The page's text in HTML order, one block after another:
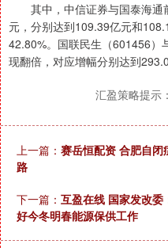
其中，中信证券与国泰海通
元，分别达到109.39亿元和
42.80%。国联民生（601456）
现翻倍，对应增幅分别达到
汇盈策略提示
上一篇： 赛岳恒配资 合肥自闭
路
下一篇： 互盈在线 国家发改
好今冬明春能源保供工作